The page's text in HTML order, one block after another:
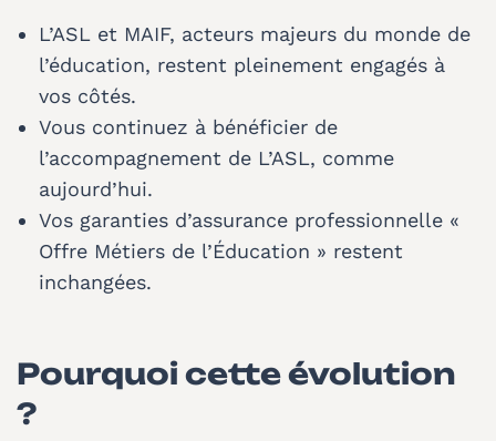
L’ASL et MAIF, acteurs majeurs du monde de
l’éducation, restent pleinement engagés à
vos côtés.
Vous continuez à bénéficier de
l’accompagnement de L’ASL, comme
aujourd’hui.
Vos garanties d’assurance professionnelle «
Offre Métiers de l’Éducation » restent
inchangées.
Pourquoi cette évolution
?